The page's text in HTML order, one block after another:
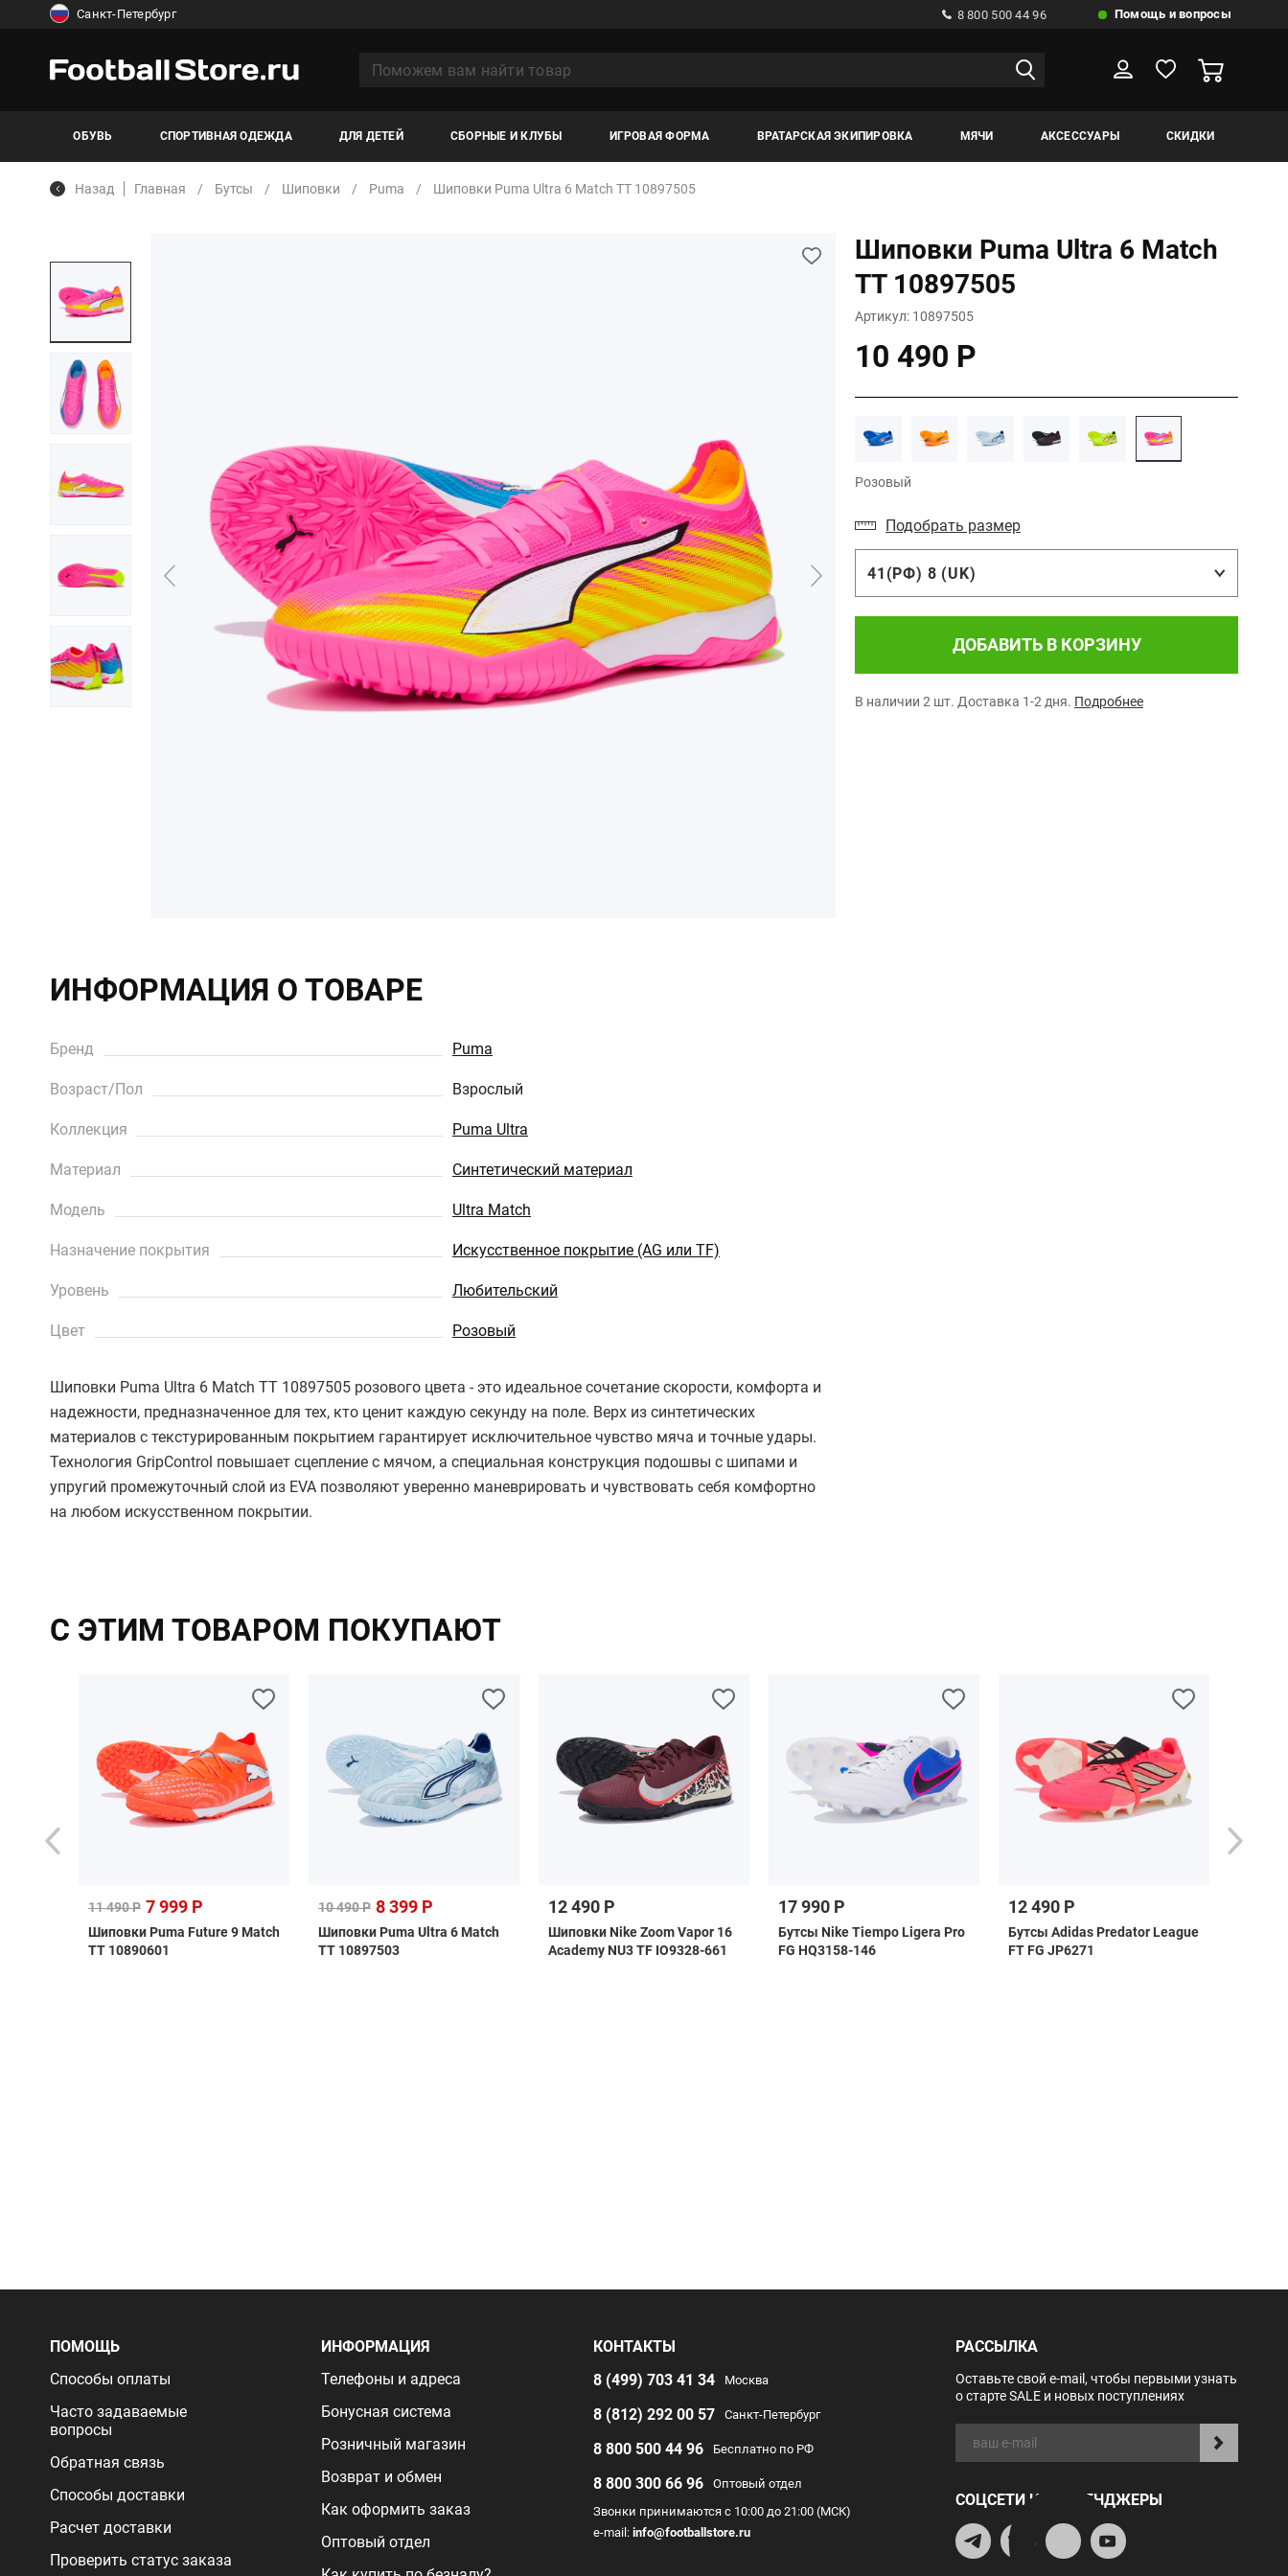
Санкт-Петербург 8 800 500 44 96 Помощь и вопросы
ОБУВЬ СПОРТИВНАЯ ОДЕЖДА ДЛЯ ДЕТЕЙ СБОРНЫЕ И КЛУБЫ ИГРОВАЯ ФОРМА ВРАТАРСКАЯ ЭКИПИРОВКА МЯЧИ АКСЕССУАРЫ СКИДКИ
Назад Главная Бутсы Шиповки Puma Шиповки Puma Ultra 6 Match TT 10897505
Шиповки Puma Ultra 6 Match
TT 10897505
Артикул: 10897505
10 490 Р
Розовый
Подобрать размер
41(РФ) 8 (UK)
ДОБАВИТЬ В КОРЗИНУ
В наличии 2 шт. Доставка 1-2 дня. Подробнее
ИНФОРМАЦИЯ О ТОВАРЕ
Бренд Puma
Возраст/Пол Взрослый
Коллекция Puma Ultra
Материал Синтетический материал
Модель Ultra Match
Назначение покрытия Искусственное покрытие (AG или TF)
Уровень Любительский
Цвет Розовый
Шиповки Puma Ultra 6 Match TT 10897505 розового цвета - это идеальное сочетание скорости, комфорта и
надежности, предназначенное для тех, кто ценит каждую секунду на поле. Верх из синтетических
материалов с текстурированным покрытием гарантирует исключительное чувство мяча и точные удары.
Технология GripControl повышает сцепление с мячом, а специальная конструкция подошвы с шипами и
упругий промежуточный слой из EVA позволяют уверенно маневрировать и чувствовать себя комфортно
на любом искусственном покрытии.
С ЭТИМ ТОВАРОМ ПОКУПАЮТ
11 490 Р 7 999 Р
Шиповки Puma Future 9 Match
TT 10890601
10 490 Р 8 399 Р
Шиповки Puma Ultra 6 Match
TT 10897503
12 490 Р
Шиповки Nike Zoom Vapor 16
Academy NU3 TF IO9328-661
17 990 Р
Бутсы Nike Tiempo Ligera Pro
FG HQ3158-146
12 490 Р
Бутсы Adidas Predator League
FT FG JP6271
ПОМОЩЬ
Способы оплаты
Часто задаваемые
вопросы
Обратная связь
Способы доставки
Расчет доставки
Проверить статус заказа
ИНФОРМАЦИЯ
Телефоны и адреса
Бонусная система
Розничный магазин
Возврат и обмен
Как оформить заказ
Оптовый отдел
КОНТАКТЫ
8 (499) 703 41 34
Москва
8 (812) 292 00 57 Санкт-Петербург
8 800 500 44 96 Бесплатно по РФ
8 800 300 66 96
Оптовый отдел
Звонки принимаются с 10:00 до 21:00 (МСК)
e-mail: info@footballstore.ru
РАССЫЛКА
Оставьте свой e-mail, чтобы первыми узнать
о старте SALE и новых поступлениях
СОЦСЕТИ И МЕССЕНДЖЕРЫ